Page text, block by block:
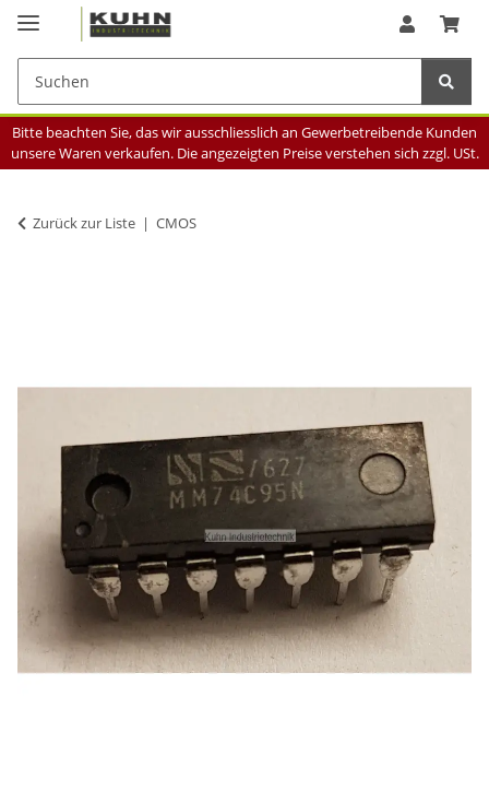
Bitte beachten Sie, das wir ausschliesslich an Gewerbetreibende Kunden
unsere Waren verkaufen. Die angezeigten Preise verstehen sich zzgl. USt.
Zurück zur Liste CMOS